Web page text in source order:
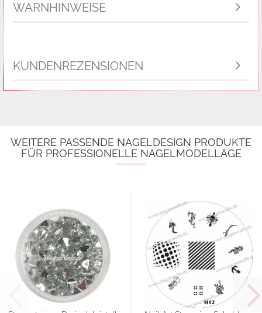
WARNHINWEISE
KUNDENREZENSIONEN
WEITERE PASSENDE NAGELDESIGN PRODUKTE
FÜR PROFESSIONELLE NAGELMODELLAGE